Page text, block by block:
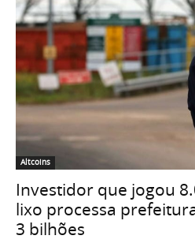
Altcoins
Investidor que jogou
lixo processa
3 bilhões